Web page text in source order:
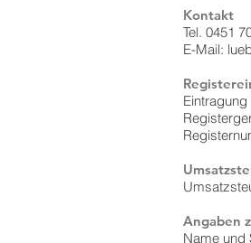
Kontakt
Tel. 0451
E-Mail:
Angaben
Name und